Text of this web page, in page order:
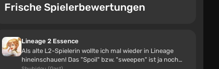
Dies ist das dritte Mal, dass ich eine scc-Mod auf der
NSCC-Seite finde. Ich habe einmal eine NSCC-Mod
auf der scc-Seite gefunden.
Frische Spielerbewertungen
Lineage 2 Essence
Als alte L2-Spielerin wollte ich mal wieder in Lineage
hineinschauen! Das "Spoil" bzw. "sweepen" ist ja noch